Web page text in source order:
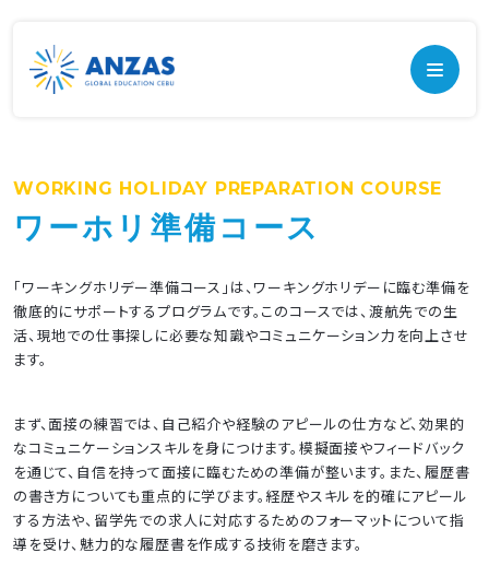
WORKING HOLIDAY PREPARATION COURSE
ワーホリ準備コース
「ワーキングホリデー準備コース」は、ワーキングホリデーに臨む準備を
徹底的にサポートするプログラムです。このコースでは、渡航先での生
活、現地での仕事探しに必要な知識やコミュニケーション力を向上させ
ます。
まず、面接の練習では、自己紹介や経験のアピールの仕方など、効果的
なコミュニケーションスキルを身につけます。模擬面接やフィードバック
を通じて、自信を持って面接に臨むための準備が整います。また、履歴書
の書き方についても重点的に学びます。経歴やスキルを的確にアピール
する方法や、留学先での求人に対応するためのフォーマットについて指
導を受け、魅力的な履歴書を作成する技術を磨きます。